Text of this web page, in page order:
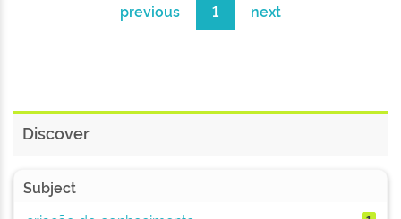
previous 1 next
Discover
Subject